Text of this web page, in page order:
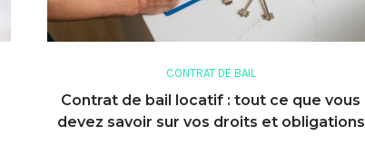
CONTRAT DE BAIL
Contrat de bail locatif : tout ce que vous
devez savoir sur vos droits et obligations